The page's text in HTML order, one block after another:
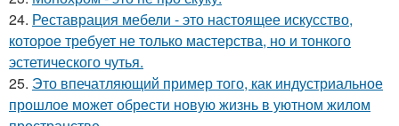
24. Реставрация мебели - это настоящее искусство,
которое требует не только мастерства, но и тонкого
эстетического чутья.
25. Это впечатляющий пример того, как индустриальное
прошлое может обрести новую жизнь в уютном жилом